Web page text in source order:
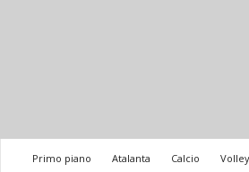
Primo piano Atalanta Calcio Volley